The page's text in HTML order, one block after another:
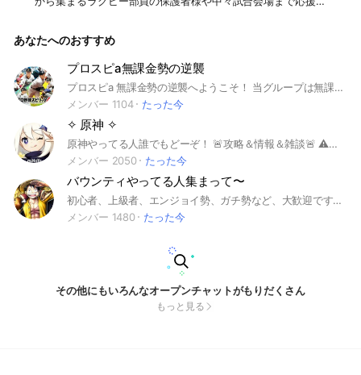
すので、 不手際があるかと思いますが、 温かい目で応援して
予定です。 閲覧いただきましたら、 御子息のお知り合いの方
や高校・中学時代のコーチの方々へ、奮闘ぶりや玉川大学ラグ
ビー部の様子などを教えてあげてください。 （試合動画URLは
関係者外秘でお願いします） 何卒、よろしくお願い申し上げ
あなたへのおすすめ
プロスピa無課金勢の逆襲
プロスピa 無課金勢の逆襲へようこそ！ 当グループは無課金限定となっています。 課金勢のお方はご遠慮願います。 垢交換❌ 荒らし❌ 宣伝❌ となっております 皆さんで楽しいグルにしていきましょう！ 参加した際にはノートからルールの確認をよろしくお願いします🙏 即抜けはやめてね！
メンバー 1104
たった今
✧ 原神 ✧
原神やってる人誰でもどーぞ！ 🚨攻略＆情報＆雑談🚨 ⚠️自己紹介はノートにしないで下さい⚠️
メンバー 2050
たった今
バウンティやってる人集まって〜
初心者、上級者、エンジョイ勢、ガチ勢など、大歓迎です！！ 情報交換や、ガチャリザルト、質問、自慢などの交流もしてくれたら嬉しいです！ 初心者の方も沢山いるので、アドバイスなどをしてくれたら嬉しい限りです！ タイマン募集やキャラクター練習にも使ってください！ 是非入ってください！！ 喧嘩や即抜けなどはやめてください🙏 バウンティの利用規約をしっかり守ろう！ 垢交換❌垢売買❌垢配布❌ オプ宣伝はサブトークルームで行ってください！ #バウンティラッシュ ＃バウンティ #学生＃ワンピース#ONE PIECE#ゲーム#ソシャゲ#opbr
メンバー 1480
たった今
その他にもいろんなオープンチャットがもりだくさん
もっと見る